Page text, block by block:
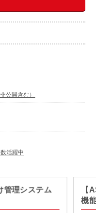
公開含む）
活躍中
管理システム
【
機